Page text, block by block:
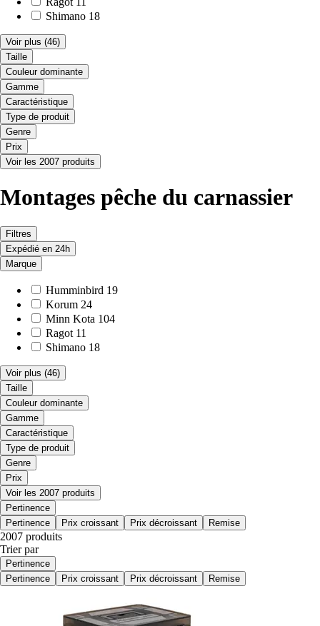
Shimano 18
Voir plus (46)
Taille
Couleur dominante
Gamme
Caractéristique
Type de produit
Genre
Prix
Voir les 2007 produits
Montages pêche du carnassier
Filtres
Expédié en 24h
Marque
Humminbird 19
Korum 24
Minn Kota 104
Ragot 11
Shimano 18
Voir plus (46)
Taille
Couleur dominante
Gamme
Caractéristique
Type de produit
Genre
Prix
Voir les 2007 produits
Pertinence
Pertinence
Prix croissant Prix décroissant Remise
2007 produits
Trier par
Pertinence
Pertinence
Prix croissant Prix décroissant Remise